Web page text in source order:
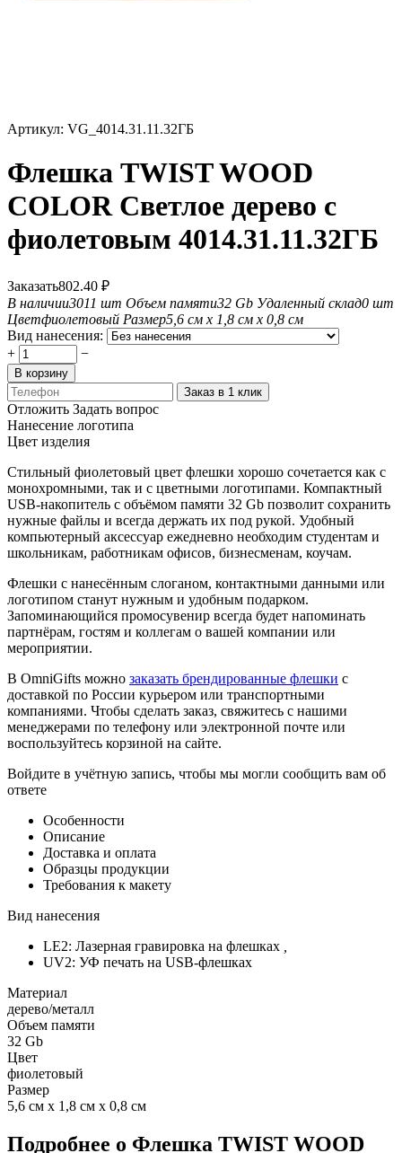
Артикул: VG_4014.31.11.32ГБ
Флешка TWIST WOOD
COLOR Светлое дерево с
фиолетовым 4014.31.11.32ГБ
Заказать802.40 ₽
В наличии3011 шт Объем памяти32 Gb Удаленный склад0 шт
Цветфиолетовый Размер5,6 см х 1,8 см х 0,8 см
Вид нанесения:
+
−
В корзину
Заказ в 1 клик
Отложить Задать вопрос
Нанесение логотипа
Цвет изделия
Стильный фиолетовый цвет флешки хорошо сочетается как с
монохромными, так и с цветными логотипами. Компактный
USB-накопитель с объёмом памяти 32 Gb позволит сохранить
нужные файлы и всегда держать их под рукой. Удобный
компьютерный аксессуар ежедневно необходим студентам и
школьникам, работникам офисов, бизнесменам, коучам.
Флешки с нанесённым слоганом, контактными данными или
логотипом станут нужным и удобным подарком.
Запоминающийся промосувенир всегда будет напоминать
партнёрам, гостям и коллегам о вашей компании или
мероприятии.
В OmniGifts можно заказать брендированные флешки с
доставкой по России курьером или транспортными
компаниями. Чтобы сделать заказ, свяжитесь с нашими
менеджерами по телефону или электронной почте или
воспользуйтесь корзиной на сайте.
Войдите в учётную запись, чтобы мы могли сообщить вам об
ответе
Особенности
Описание
Доставка и оплата
Образцы продукции
Требования к макету
Вид нанесения
LE2: Лазерная гравировка на флешках
UV2: УФ печать на USB-флешках
Материал
дерево/металл
Объем памяти
32 Gb
Цвет
фиолетовый
Размер
5,6 см х 1,8 см х 0,8 см
Подробнее о Флешка TWIST WOOD